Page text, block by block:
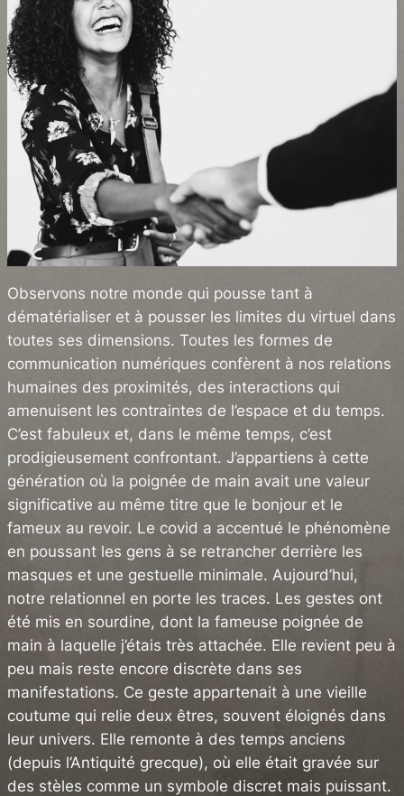
Observons notre monde qui pousse tant à
dématérialiser et à pousser les limites du virtuel dans
toutes ses dimensions. Toutes les formes de
communication numériques confèrent à nos relations
humaines des proximités, des interactions qui
amenuisent les contraintes de l’espace et du temps.
C’est fabuleux et, dans le même temps, c’est
prodigieusement confrontant. J’appartiens à cette
génération où la poignée de main avait une valeur
significative au même titre que le bonjour et le
fameux au revoir. Le covid a accentué le phénomène
en poussant les gens à se retrancher derrière les
masques et une gestuelle minimale. Aujourd’hui,
notre relationnel en porte les traces. Les gestes ont
été mis en sourdine, dont la fameuse poignée de
main à laquelle j’étais très attachée. Elle revient peu à
peu mais reste encore discrète dans ses
manifestations. Ce geste appartenait à une vieille
coutume qui relie deux êtres, souvent éloignés dans
leur univers. Elle remonte à des temps anciens
(depuis l’Antiquité grecque), où elle était gravée sur
des stèles comme un symbole discret mais puissant.